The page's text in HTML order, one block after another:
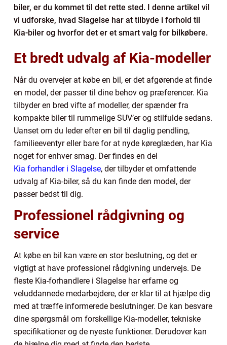
biler, er du kommet til det rette sted. I denne artikel vil
vi udforske, hvad Slagelse har at tilbyde i forhold til
Kia-biler og hvorfor det er et smart valg for bilkøbere.
Et bredt udvalg af Kia-modeller
Når du overvejer at købe en bil, er det afgørende at finde
en model, der passer til dine behov og præferencer. Kia
tilbyder en bred vifte af modeller, der spænder fra
kompakte biler til rummelige SUV’er og stilfulde sedans.
Uanset om du leder efter en bil til daglig pendling,
familieeventyr eller bare for at nyde køreglæden, har Kia
noget for enhver smag. Der findes en del
Kia forhandler i Slagelse, der tilbyder et omfattende
udvalg af Kia-biler, så du kan finde den model, der
passer bedst til dig.
Professionel rådgivning og
service
At købe en bil kan være en stor beslutning, og det er
vigtigt at have professionel rådgivning undervejs. De
fleste Kia-forhandlere i Slagelse har erfarne og
veluddannede medarbejdere, der er klar til at hjælpe dig
med at træffe informerede beslutninger. De kan besvare
dine spørgsmål om forskellige Kia-modeller, tekniske
specifikationer og de nyeste funktioner. Derudover kan